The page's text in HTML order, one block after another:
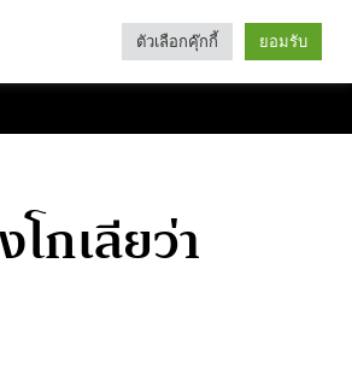
Categories
กเลียว่า
ตัวเลือกคุ๊กกี้ ยอมรับ